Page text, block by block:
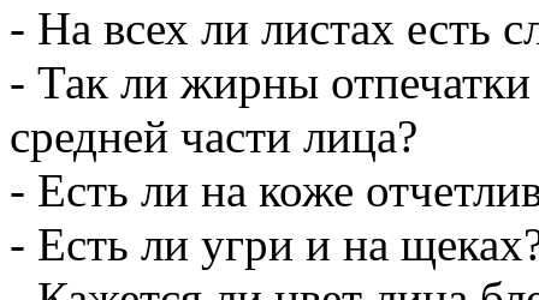
- На всех ли листах есть
- Так ли жирны
средней части лица?
- Есть ли на коже
- Есть ли угри и на